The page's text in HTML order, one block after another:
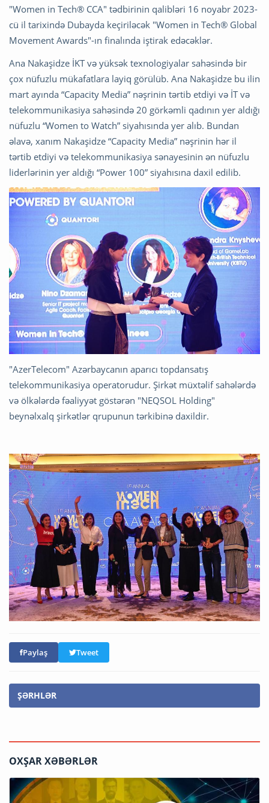
"Women in Tech® CCA" tədbirinin qalibləri 16 noyabr 2023-
cü il tarixində Dubayda keçiriləcək "Women in Tech® Global
Movement Awards"-ın finalında iştirak edəcəklər.
Ana Nakaşidze İKT və yüksək texnologiyalar sahəsində bir
çox nüfuzlu mükafatlara layiq görülüb. Ana Nakaşidze bu ilin
mart ayında “Capacity Media” nəşrinin tərtib etdiyi və İT və
telekommunikasiya sahəsində 20 görkəmli qadının yer aldığı
nüfuzlu “Women to Watch” siyahısında yer alıb. Bundan
əlavə, xanım Nakaşidze “Capacity Media” nəşrinin hər il
tərtib etdiyi və telekommunikasiya sənayesinin ən nüfuzlu
liderlərinin yer aldığı “Power 100” siyahısına daxil edilib.
"AzerTelecom" Azərbaycanın aparıcı topdansatış
telekommunikasiya operatorudur. Şirkət müxtəlif sahələrdə
və ölkələrdə fəaliyyət göstərən "NEQSOL Holding"
beynəlxalq şirkətlər qrupunun tərkibinə daxildir.
Paylaş Tweet
ŞƏRHLƏR
OXŞAR XƏBƏRLƏR